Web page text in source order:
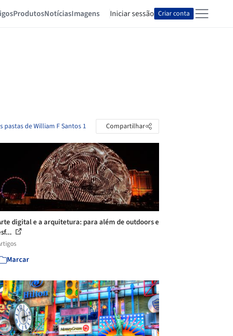
ProdutosNotíciasImagens Iniciar sessão Criar conta
pastas de William F Santos 1 Compartilhar
digital e a arquitetura: para além de outdoors e
Marcar